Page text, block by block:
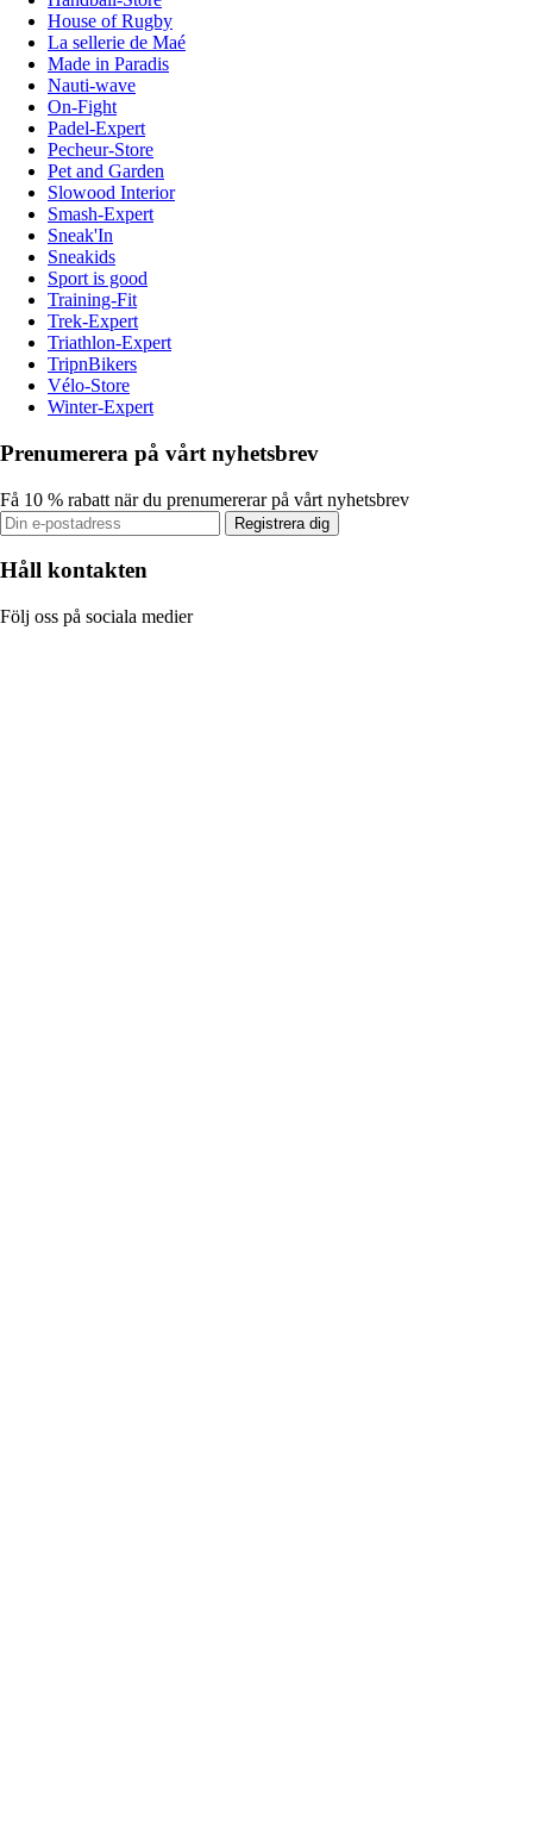
House of Rugby
La sellerie de Maé
Made in Paradis
Nauti-wave
On-Fight
Padel-Expert
Pecheur-Store
Pet and Garden
Slowood Interior
Smash-Expert
Sneak'In
Sneakids
Sport is good
Training-Fit
Trek-Expert
Triathlon-Expert
TripnBikers
Vélo-Store
Winter-Expert
Prenumerera på vårt nyhetsbrev
Få 10 % rabatt när du prenumererar på vårt nyhetsbrev
Registrera dig
Håll kontakten
Följ oss på sociala medier